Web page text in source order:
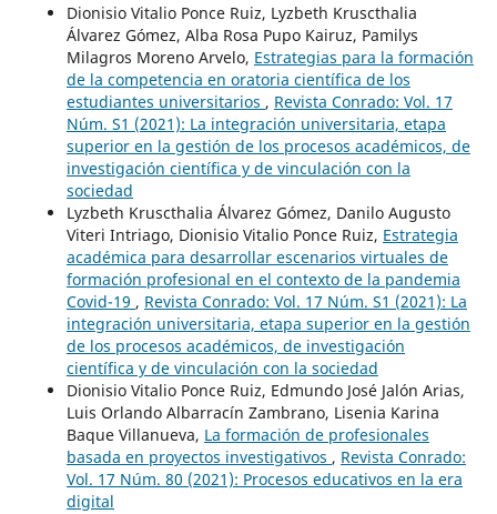
Dionisio Vitalio Ponce Ruiz, Lyzbeth Kruscthalia
Álvarez Gómez, Alba Rosa Pupo Kairuz, Pamilys
Milagros Moreno Arvelo, Estrategias para la formación
de la competencia en oratoria científica de los
estudiantes universitarios , Revista Conrado: Vol. 17
Núm. S1 (2021): La integración universitaria, etapa
superior en la gestión de los procesos académicos, de
investigación científica y de vinculación con la
sociedad
Lyzbeth Kruscthalia Álvarez Gómez, Danilo Augusto
Viteri Intriago, Dionisio Vitalio Ponce Ruiz, Estrategia
académica para desarrollar escenarios virtuales de
formación profesional en el contexto de la pandemia
Covid-19 , Revista Conrado: Vol. 17 Núm. S1 (2021): La
integración universitaria, etapa superior en la gestión
de los procesos académicos, de investigación
científica y de vinculación con la sociedad
Dionisio Vitalio Ponce Ruiz, Edmundo José Jalón Arias,
Luis Orlando Albarracín Zambrano, Lisenia Karina
Baque Villanueva, La formación de profesionales
basada en proyectos investigativos , Revista Conrado:
Vol. 17 Núm. 80 (2021): Procesos educativos en la era
digital